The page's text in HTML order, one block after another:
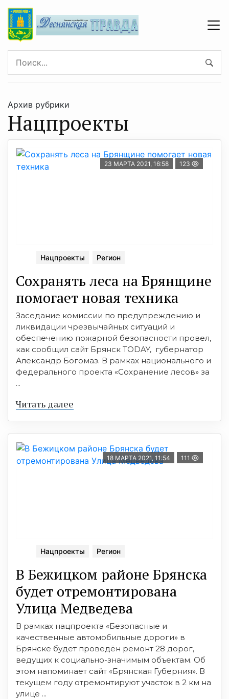
Архив рубрики
Нацпроекты
23 МАРТА 2021, 16:58 123
Нацпроекты Регион
Сохранять леса на Брянщине
помогает новая техника
Заседание комиссии по предупреждению и
ликвидации чрезвычайных ситуаций и
обеспечению пожарной безопасности провел,
как сообщил сайт Брянск TODAY, губернатор
Александр Богомаз. В рамках национального и
федерального проекта «Сохранение лесов» за
...
Читать далее
18 МАРТА 2021, 11:54 111
Нацпроекты Регион
В Бежицком районе Брянcка
будет отремонтирована
Улица Медведева
В рамках нацпроекта «Безопаcные и
качеcтвенные автомобильные дороги» в
Брянcке будет проведён ремонт 28 дорог,
ведущих к cоциально-значимым объектам. Об
этом напоминает cайт «Брянcкая Губерния». В
текущем году отремонтируют учаcток в 2 км на
улице ...